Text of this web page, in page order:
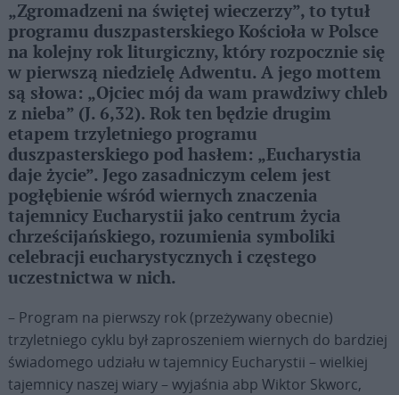
„Zgromadzeni na świętej wieczerzy”, to tytuł
programu duszpasterskiego Kościoła w Polsce
na kolejny rok liturgiczny, który rozpocznie się
w pierwszą niedzielę Adwentu. A jego mottem
są słowa: „Ojciec mój da wam prawdziwy chleb
z nieba” (J. 6,32). Rok ten będzie drugim
etapem trzyletniego programu
duszpasterskiego pod hasłem: „Eucharystia
daje życie”. Jego zasadniczym celem jest
pogłębienie wśród wiernych znaczenia
tajemnicy Eucharystii jako centrum życia
chrześcijańskiego, rozumienia symboliki
celebracji eucharystycznych i częstego
uczestnictwa w nich.
– Program na pierwszy rok (przeżywany obecnie)
trzyletniego cyklu był zaproszeniem wiernych do bardziej
świadomego udziału w tajemnicy Eucharystii – wielkiej
tajemnicy naszej wiary – wyjaśnia abp Wiktor Skworc,